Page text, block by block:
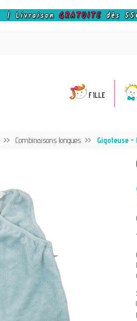
FILLE
Combinaisons longues Gigoteuse -